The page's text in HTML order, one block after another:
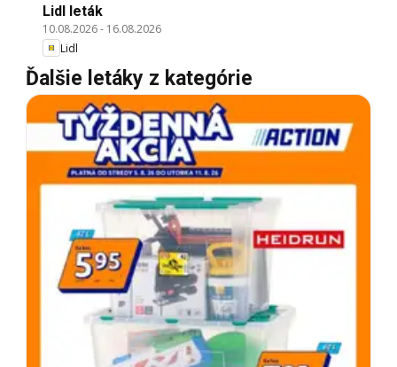
Lidl leták
10.08.2026- 16.08.2026
Lidl
Ďalšie letáky z kategórie